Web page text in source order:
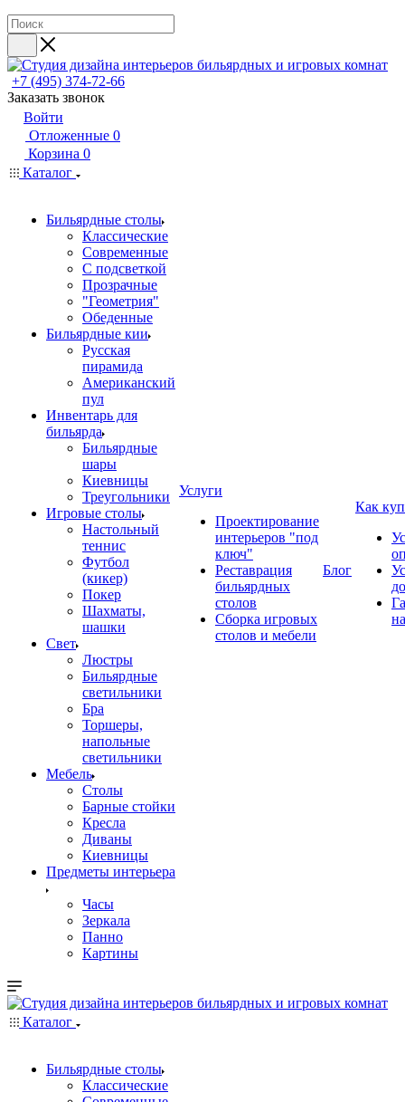
+7 (495) 374-72-66
Заказать звонок
Войти
Отложенные 0
Корзина 0
Каталог
Бильярдные столы
Классические
Современные
С подсветкой
Прозрачные
"Геометрия"
Обеденные
Бильярдные кии
Русская
пирамида
Американский
пул
Инвентарь для
бильярда
Бильярдные
шары
Киевницы
Треугольники
Игровые столы
Настольный
теннис
Футбол
(кикер)
Покер
Шахматы,
шашки
Свет
Люстры
Бильярдные
светильники
Бра
Торшеры,
напольные
светильники
Мебель
Столы
Барные стойки
Кресла
Диваны
Киевницы
Предметы интерьера
Часы
Зеркала
Панно
Картины
Услуги
Проектирование
интерьеров "под
ключ"
Реставрация
бильярдных
столов
Сборка игровых
столов и мебели
Блог
Как
Каталог
Бильярдные столы
Классические